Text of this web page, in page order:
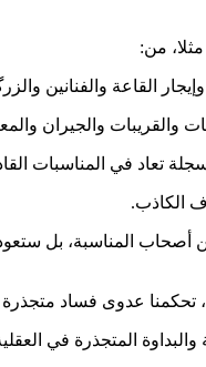
من:
المناسبة، بل
تحكمنا عدوى فساد
المتجذرة في